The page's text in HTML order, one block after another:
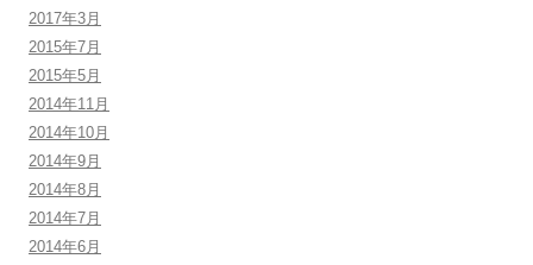
2017年3月
2015年7月
2015年5月
2014年11月
2014年10月
2014年9月
2014年8月
2014年7月
2014年6月